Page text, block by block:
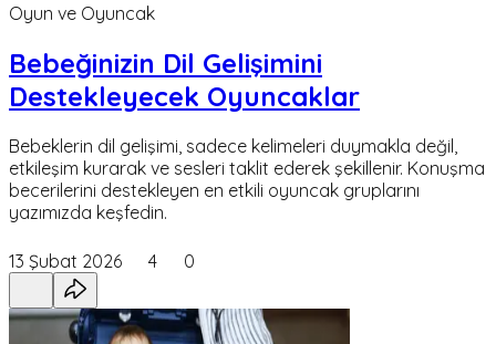
Oyun ve Oyuncak
Bebeğinizin Dil Gelişimini
Destekleyecek Oyuncaklar
Bebeklerin dil gelişimi, sadece kelimeleri duymakla değil,
etkileşim kurarak ve sesleri taklit ederek şekillenir. Konuşma
becerilerini destekleyen en etkili oyuncak gruplarını
yazımızda keşfedin.
13 Şubat 2026 4 0